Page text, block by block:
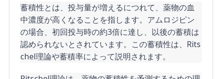
蓄積性とは、投与量が増えるにつれて、薬物の血
中濃度が高くなることを指します。アムロジピン
の場合、初回投与時の約3倍に達し、以後の蓄積は
認められないとされています。この蓄積性は、Rits
chel理論や蓄積率によって説明されます。